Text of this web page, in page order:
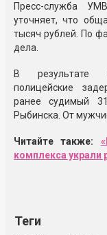
Пресс-служба
уточняет, что
тысяч рублей. По
дела.
В результате
полицейские
ранее судимый
Рыбинска. От
Читайте также:
комплекса украли
Теги